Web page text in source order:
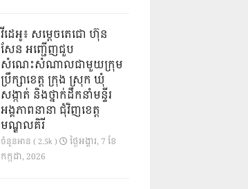
វីដេអូ៖ សម្តេចតេជោ ហ៊ុន
សែន អញ្ជើញជួប
សំណេះសំណាលជាមួយក្រុម
ប្រឹក្សាខេត្ត ក្រុង ស្រុក ឃុំ
សង្កាត់ និងថ្នាក់ដឹកនាំមន្ទីរ
អង្គភាពនានា ជុំវិញខេត្ត
មណ្ឌលគិរី
ចំនួនអាន ( 2.5k )
ថ្ងៃ​អង្គារ, 7 ខែ​
កក្កដា, 2026